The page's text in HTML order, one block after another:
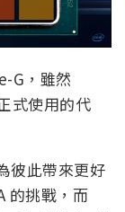
G，雖然
式使用的代
彼此帶來更好
的挑戰，而